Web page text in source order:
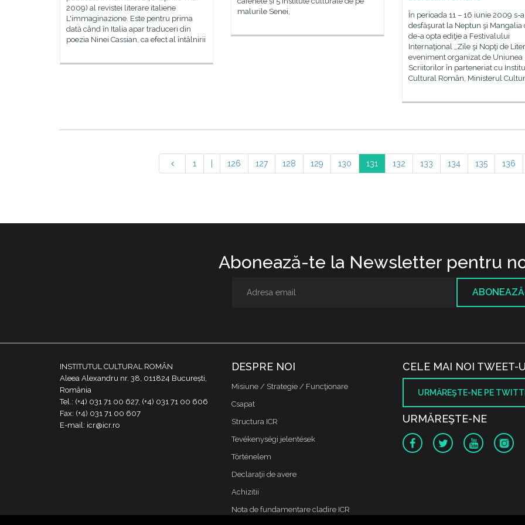
malurile Senei,
În perioada 11 – 16 iunie 2009 s-a
desfăşurat la Neptun şi Mangalia
de-a opta ediţie a Festivalului
Internaţional „Zile şi Nopţi de
eveniment organizat de Uniunea
Scriitorilor în parteneriat cu
Cultural Român, Ministerul
2009) al revistei literare italiene
L'immaginazione. Este pentru prima
dată când în Italia apar traduceri din
poezia Ninei Cassian, ca efect al întâlnirii
1 126 127 128 129 130 131 132 133 134 135 136
Abonează-te la Newsletter pentru
INSTITUTUL CULTURAL ROMÂN
Aleea Alexandru nr. 38, 011824 București,
România
Tel.: (+4) 031 71 00 627, (+4) 031 71 00 606
Fax: (+4) 031 71 00 607
E-mail: icr@icr.ro
DESPRE NOI
Misiune / Strategie / Funcţionare
Csapat
Structura ICR
Tevékenységi jelentések
Történelem
Declaraţii de avere
Achizitii
Nota de fundamentare cladire ICR
CELE MAI NOI TWEET-
URMĂREŞTE-NE PE
URMĂREŞTE-NE